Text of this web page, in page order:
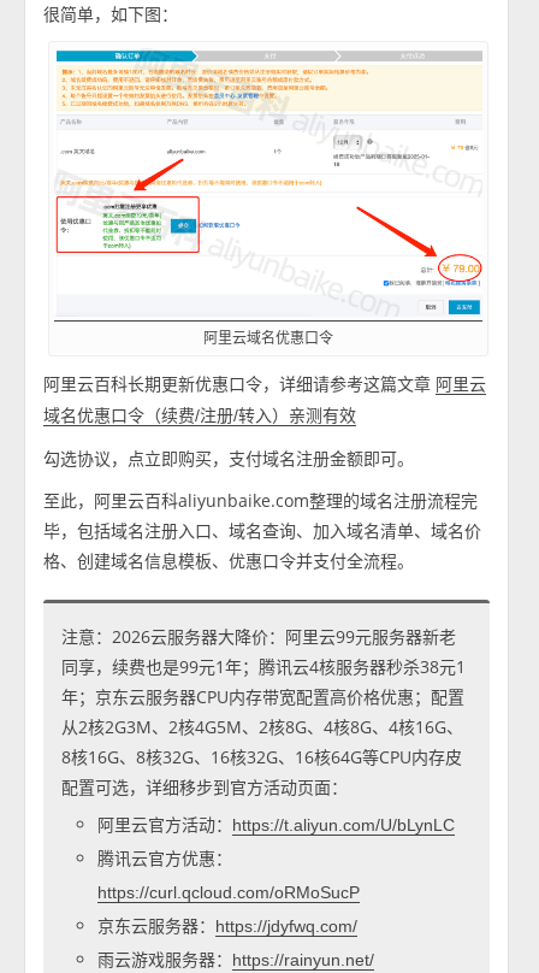
很简单，如下图：
阿里云域名优惠口令
阿里云百科长期更新优惠口令，详细请参考这篇文章 阿里云
域名优惠口令（续费/注册/转入）亲测有效
勾选协议，点立即购买，支付域名注册金额即可。
至此，阿里云百科aliyunbaike.com整理的域名注册流程完
毕，包括域名注册入口、域名查询、加入域名清单、域名价
格、创建域名信息模板、优惠口令并支付全流程。
注意：2026云服务器大降价：阿里云99元服务器新老
同享，续费也是99元1年；腾讯云4核服务器秒杀38元1
年；京东云服务器CPU内存带宽配置高价格优惠；配置
从2核2G3M、2核4G5M、2核8G、4核8G、4核16G、
8核16G、8核32G、16核32G、16核64G等CPU内存皮
配置可选，详细移步到官方活动页面：
阿里云官方活动：
https://t.aliyun.com/U/bLynLC
腾讯云官方优惠：
https://curl.qcloud.com/oRMoSucP
京东云服务器： https://jdyfwq.com/
雨云游戏服务器： https://rainyun.net/